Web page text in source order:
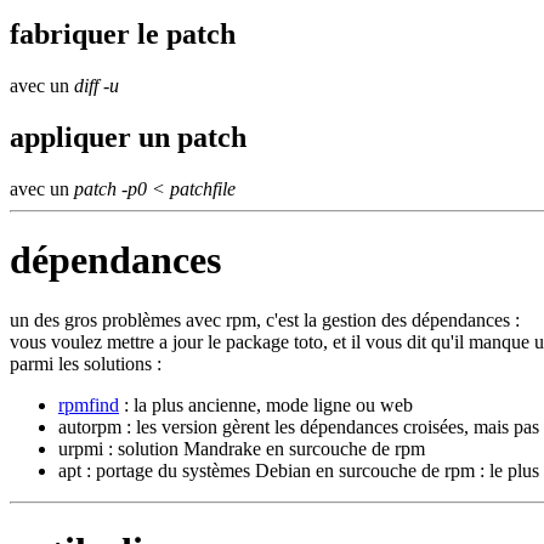
fabriquer le patch
avec un diff -u
appliquer un patch
avec un patch -p0 < patchfile
dépendances
un des gros problèmes avec rpm, c'est la gestion des dépendances :
vous voulez mettre a jour le package toto, et il vous dit qu'il manque
parmi les solutions :
rpmfind : la plus ancienne, mode ligne ou web
autorpm : les version gèrent les dépendances croisées, mais
urpmi : solution Mandrake en surcouche de rpm
apt : portage du systèmes Debian en surcouche de rpm : le plus